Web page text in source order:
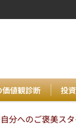
価値観診断 投資
分へのご褒美ス